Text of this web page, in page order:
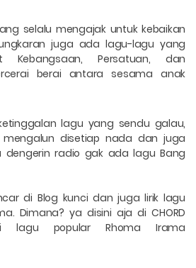
selalu mengajak untuk kebaikan
juga ada lagu-lagu yang
Kebangsaan, Persatuan, dan
berai antara sesama anak
lagu yang sendu galau,
disetiap nada dan juga
dengerin radio gak ada lagu Bang
di Blog kunci dan juga lirik lagu
Dimana? ya disini aja di CHORD
lagu popular Rhoma Irama